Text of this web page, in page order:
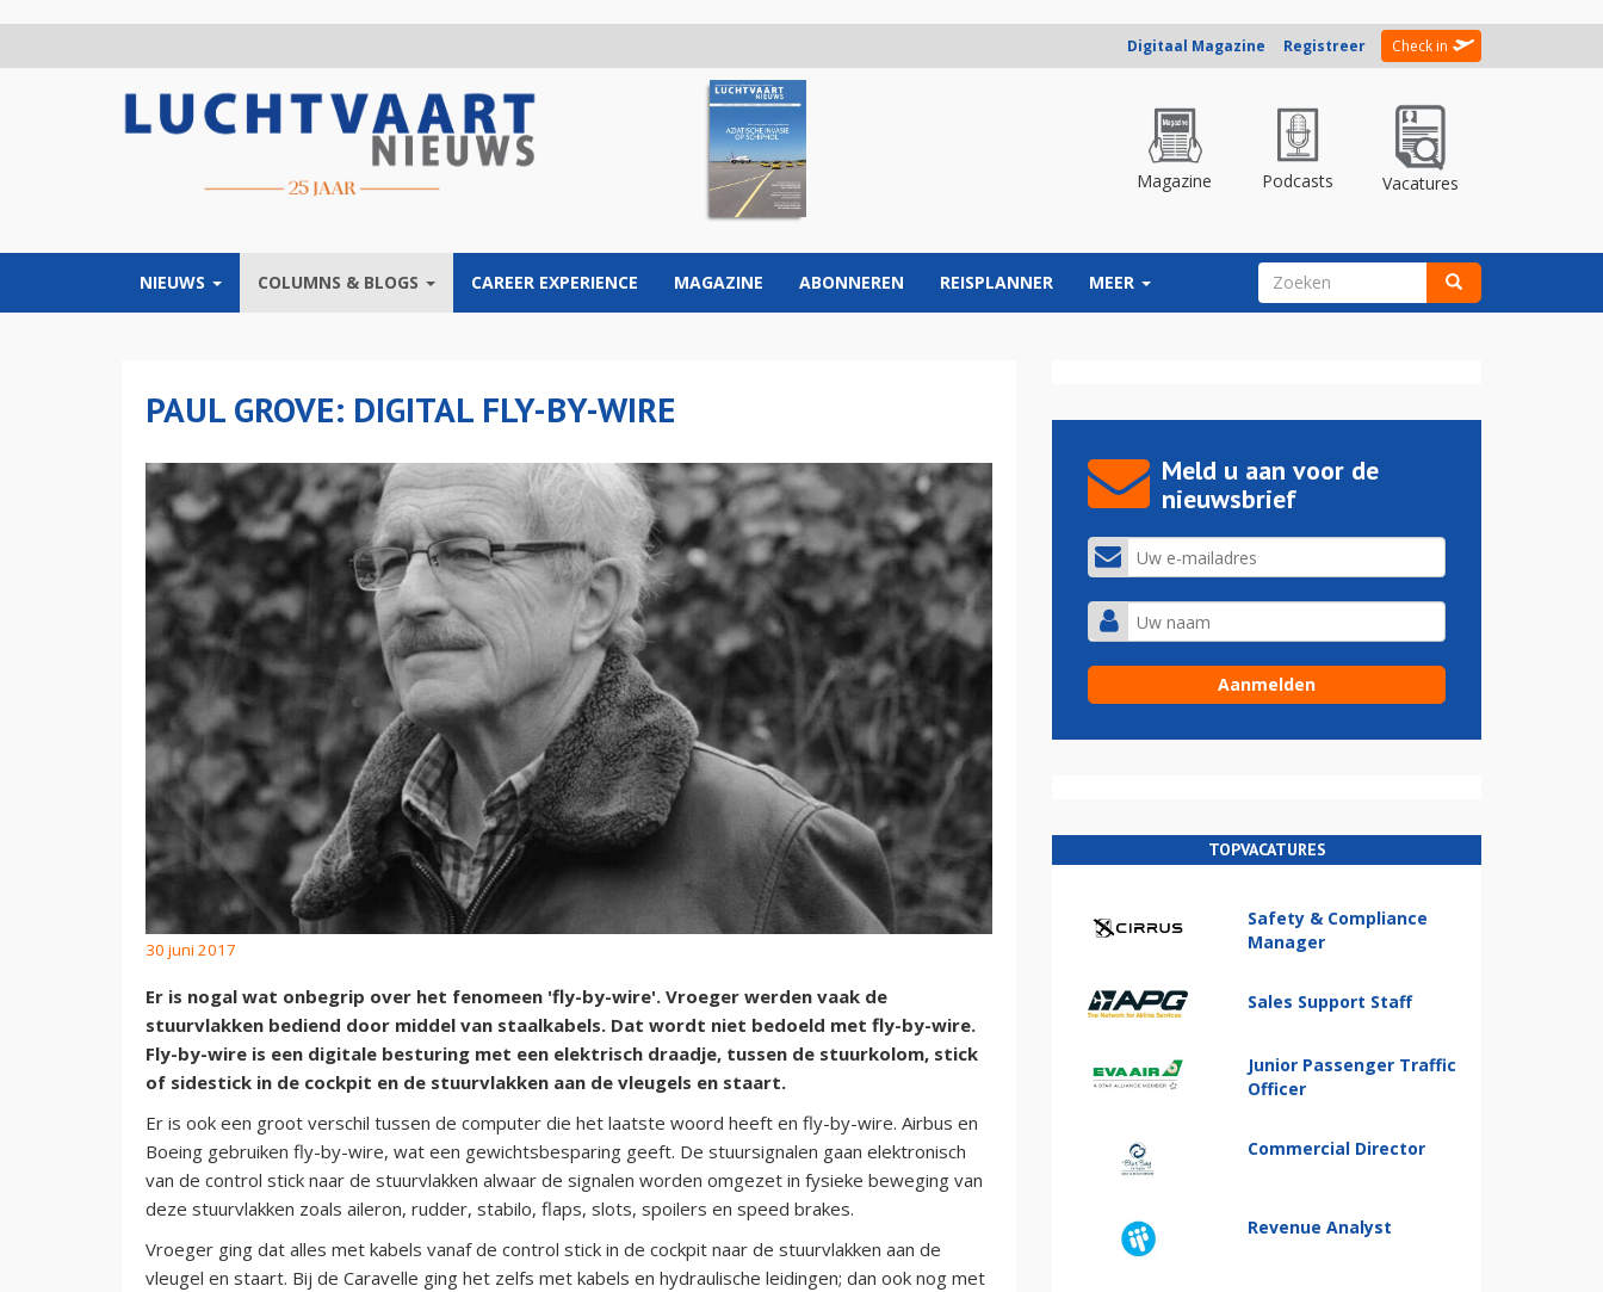
Digitaal Magazine Registreer Check in
Magazine Podcasts Vacatures
NIEUWS COLUMNS & BLOGS CAREER EXPERIENCE MAGAZINE ABONNEREN REISPLANNER MEER ZOEKVELD
PAUL GROVE: DIGITAL FLY-BY-WIRE
30 juni 2017
Er is nogal wat onbegrip over het fenomeen 'fly-by-wire'. Vroeger werden vaak de
stuurvlakken bediend door middel van staalkabels. Dat wordt niet bedoeld met fly-by-wire.
Fly-by-wire is een digitale besturing met een elektrisch draadje, tussen de stuurkolom, stick
of sidestick in de cockpit en de stuurvlakken aan de vleugels en staart.
Er is ook een groot verschil tussen de computer die het laatste woord heeft en fly-by-wire. Airbus en
Boeing gebruiken fly-by-wire, wat een gewichtsbesparing geeft. De stuursignalen gaan elektronisch
van de control stick naar de stuurvlakken alwaar de signalen worden omgezet in fysieke beweging van
deze stuurvlakken zoals aileron, rudder, stabilo, flaps, slots, spoilers en speed brakes.
Vroeger ging dat alles met kabels vanaf de control stick in de cockpit naar de stuurvlakken aan de
vleugel en staart. Bij de Caravelle ging het zelfs met kabels en hydraulische leidingen; dan ook nog met
Meld u aan voor de
nieuwsbrief
TOPVACATURES
Safety & Compliance
Manager
Sales Support Staff
Junior Passenger Traffic
Officer
Commercial Director
Revenue Analyst